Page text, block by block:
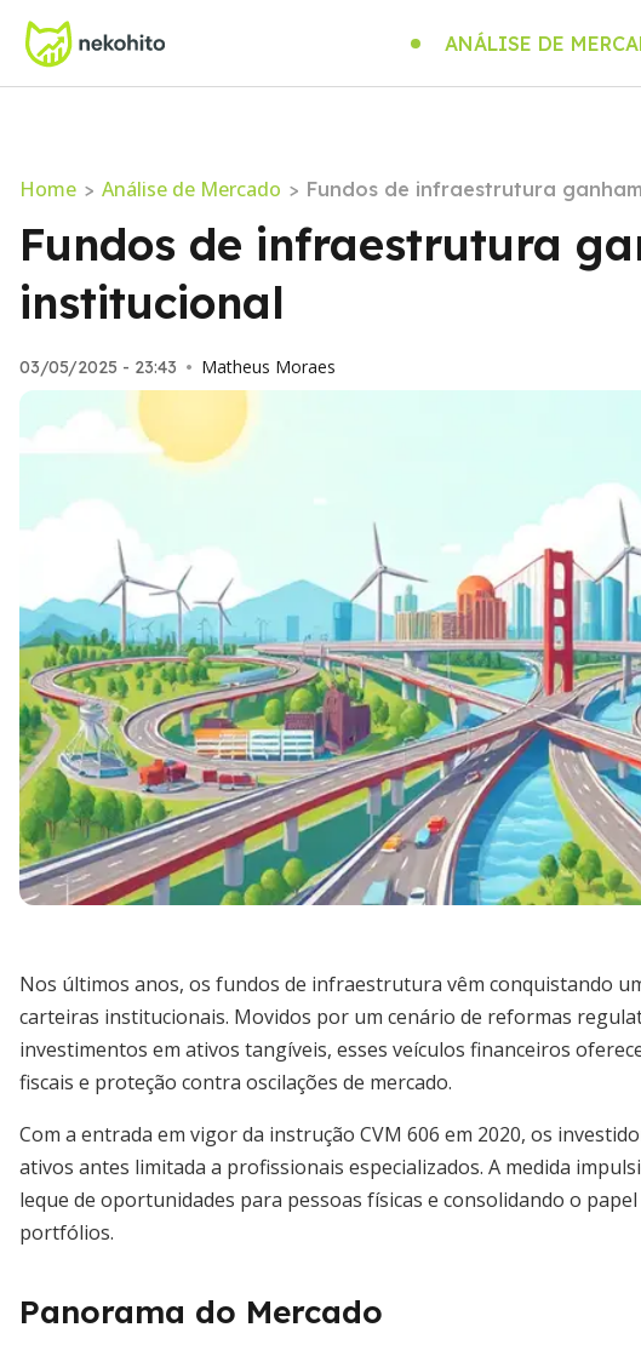
ANÁLISE DE
Home > Análise de Mercado > Fundos de infraestrutura
Fundos de infraestrutura
institucional
03/05/2025 - 23:43 • Matheus Moraes
Nos últimos anos, os fundos de infraestrutura vêm conquistando
carteiras institucionais. Movidos por um cenário de reformas
investimentos em ativos tangíveis, esses veículos financeiros
fiscais e proteção contra oscilações de mercado.
Com a entrada em vigor da instrução CVM 606 em 2020, os
ativos antes limitada a profissionais especializados. A medida
leque de oportunidades para pessoas físicas e consolidando o
portfólios.
Panorama do Mercado